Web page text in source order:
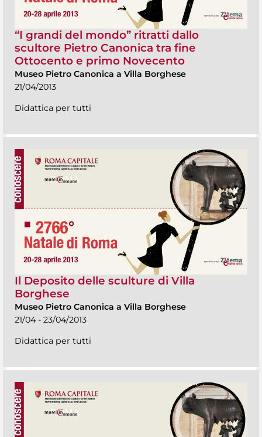
“I grandi del mondo” ritratti dallo
scultore Pietro Canonica tra fine
Ottocento e primo Novecento
Museo Pietro Canonica a Villa Borghese
21/04/2013
Didattica per tutti
Il Deposito delle sculture di Villa
Borghese
Museo Pietro Canonica a Villa Borghese
21/04 - 23/04/2013
Didattica per tutti